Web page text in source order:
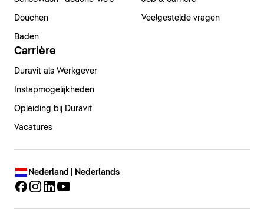
Douchen
Baden
Veelgestelde vragen
Carrière
Duravit als Werkgever
Instapmogelijkheden
Opleiding bij Duravit
Vacatures
Nederland | Nederlands